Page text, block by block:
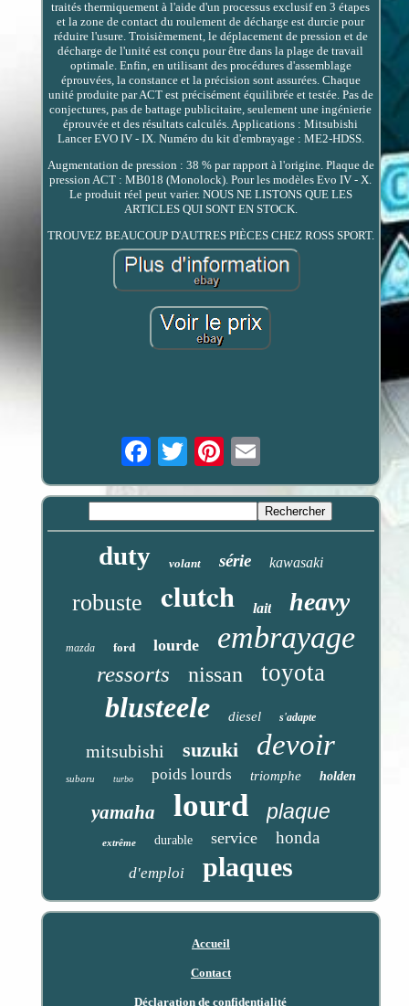
traités thermiquement à l'aide d'un processus exclusif en 3 étapes
et la zone de contact du roulement de décharge est durcie pour
réduire l'usure. Troisièmement, le déplacement de pression et de
décharge de l'unité est conçu pour être dans la plage de travail
optimale. Enfin, en utilisant des procédures d'assemblage
éprouvées, la constance et la précision sont assurées. Chaque
unité produite par ACT est précisément équilibrée et testée. Pas de
conjectures, pas de battage publicitaire, seulement une ingénierie
éprouvée et des résultats calculés. Applications : Mitsubishi
Lancer EVO IV - IX. Numéro du kit d'embrayage : ME2-HDSS.
Augmentation de pression : 38 % par rapport à l'origine. Plaque de
pression ACT : MB018 (Monolock). Pour les modèles Evo IV - X.
Le produit réel peut varier. NOUS NE LISTONS QUE LES
ARTICLES QUI SONT EN STOCK.
TROUVEZ BEAUCOUP D'AUTRES PIÈCES CHEZ ROSS SPORT.
Email
duty volant série kawasaki
robuste clutch lait heavy
mazda ford lourde embrayage
ressorts nissan toyota
blusteele diesel s'adapte
mitsubishi suzuki devoir
subaru turbo poids lourds triomphe holden
yamaha lourd plaque
extrême durable service honda
d'emploi plaques
Accueil
Contact
Déclaration de confidentialité